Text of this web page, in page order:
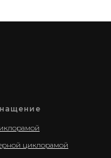
циклорамой